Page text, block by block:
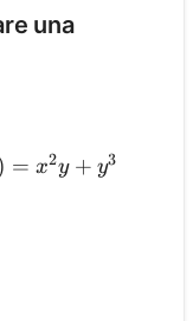
una
y+y^3
= x2y + y3